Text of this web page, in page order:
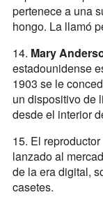
pertenece a una
hongo. La llamó
14. Mary
estadounidense
1903 se le
un dispositivo de
desde el interior
15. El
lanzado al
de la era digital,
casetes.